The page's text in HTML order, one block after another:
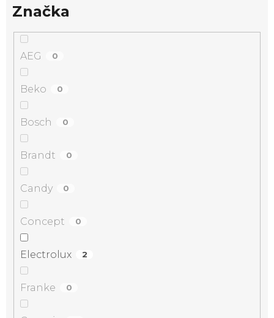
Značka
AEG 0
Beko 0
Bosch 0
Brandt 0
Candy 0
Concept 0
Electrolux 2
Franke 0